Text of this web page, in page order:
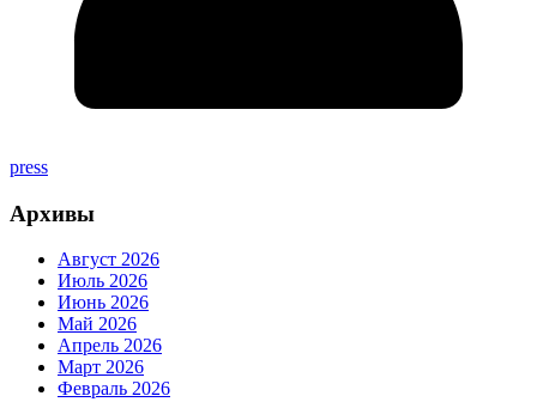
press
Архивы
Август 2026
Июль 2026
Июнь 2026
Май 2026
Апрель 2026
Март 2026
Февраль 2026